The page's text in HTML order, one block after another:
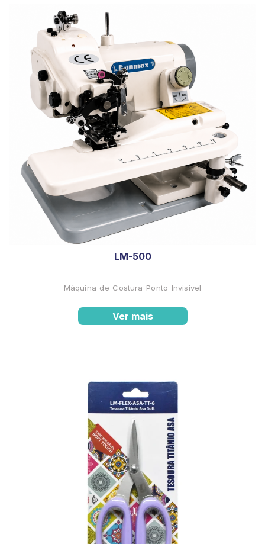
LM-500
Máquina de Costura Ponto Invisível
Ver mais